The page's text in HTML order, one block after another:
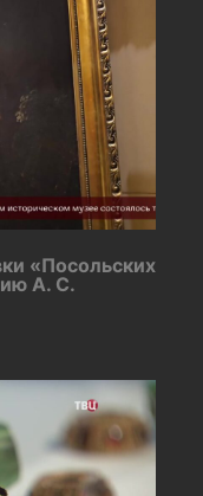
«Посольских
А. С.